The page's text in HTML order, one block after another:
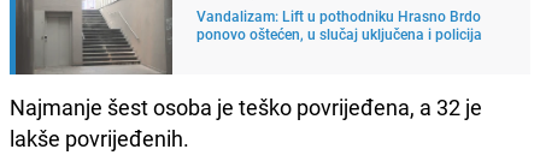
Vandalizam: Lift u pothodniku Hrasno Brdo
ponovo oštećen, u slučaj uključena i policija
Najmanje šest osoba je teško povrijeđena, a 32 je
lakše povrijeđenih.